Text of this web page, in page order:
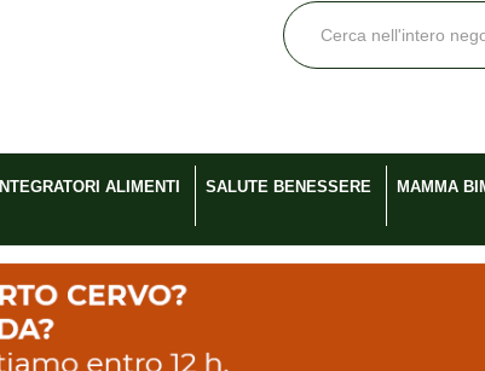
Cerca
Prodotto
INTEGRATORI ALIMENTI SALUTE BENESSERE MAMMA